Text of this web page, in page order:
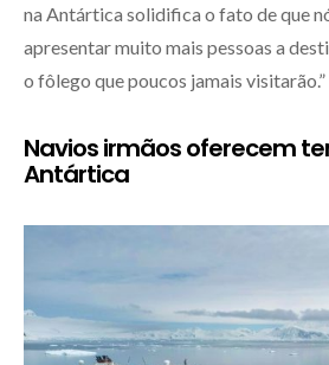
na Antártica solidifica o fato de que
apresentar muito mais pessoas a
o fôlego que poucos jamais visitarão.”
Navios irmãos oferecem
Antártica